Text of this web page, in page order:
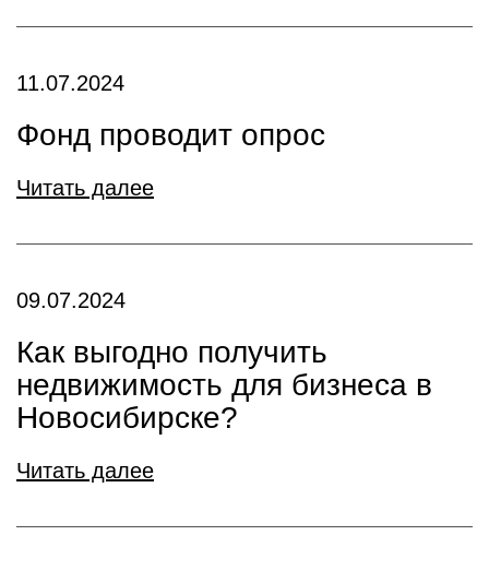
11.07.2024
Фонд проводит опрос
Читать далее
09.07.2024
Как выгодно получить
недвижимость для бизнеса в
Новосибирске?
Читать далее